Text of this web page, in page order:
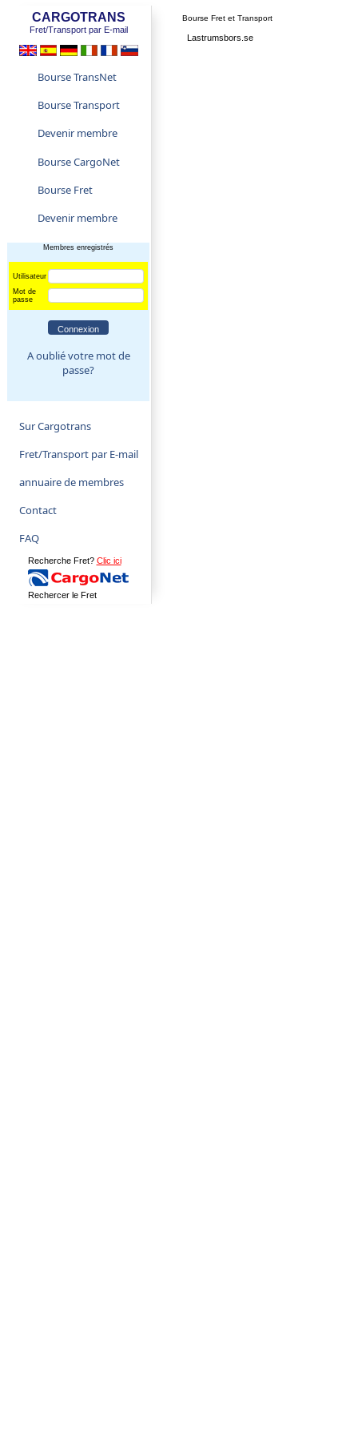
CARGOTRANS
Fret/Transport par E-mail
Bourse TransNet
Bourse Transport
Devenir membre
Bourse CargoNet
Bourse Fret
Devenir membre
Membres enregistrés
Utilisateur
Mot de
passe
A oublié votre mot de
passe?
Sur Cargotrans
Fret/Transport par E-mail
annuaire de membres
Contact
FAQ
Recherche Fret? Clic ici
Rechercer le Fret
Bourse Fret et Transport
Lastrumsbors.se